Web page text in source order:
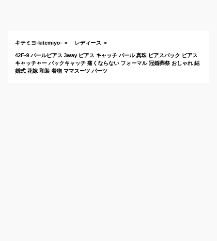
キテミヨ-kitemiyo- レディース
42F-9 パールピアス 3way ピアス キャッチ パール 真珠 ピアスバック ピアス
キャッチャー バックキャッチ 痛くならない フォーマル 冠婚葬祭 おしゃれ 結
婚式 花嫁 和装 着物 ママスーツ パーツ